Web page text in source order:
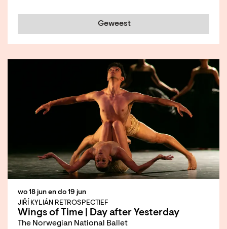
Geweest
Wings of Time | Day after Yesterday
The Norwegian National Ballet
JIŘÍ KYLIÁN RETROSPECTIEF
wo 18 jun en do 19 jun